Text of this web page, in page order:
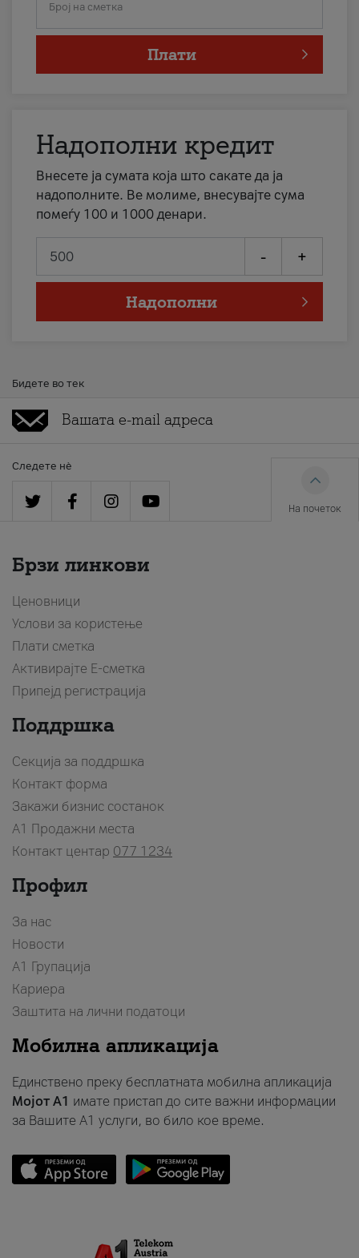
Број на сметка
Плати
Надополни кредит
Внесете ја сумата која што сакате да ја
надополните. Ве молиме, внесувајте сума
помеѓу 100 и 1000 денари.
- +
Надополни
Бидете во тек
Следете нè
На почеток
Брзи линкови
Ценовници
Услови за користење
Плати сметка
Активирајте Е-сметка
Припејд регистрација
Поддршка
Секција за поддршка
Контакт форма
Закажи бизнис состанок
A1 Продажни места
Контакт центар 077 1234
Профил
За нас
Новости
А1 Групација
Кариера
Заштита на лични податоци
Мобилна апликација
Единствено преку бесплатната мобилна апликација
Мојот A1 имате пристап до сите важни информации
за Вашите A1 услуги, во било кое време.